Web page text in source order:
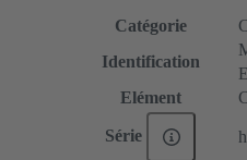
Catégorie
Identification
Elément
Série